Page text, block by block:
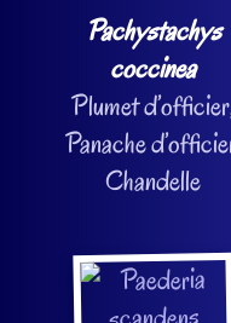
Pachystachys
coccinea
Plumet
Panache
Chandelle